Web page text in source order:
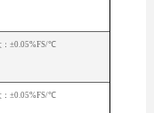
±0.05%FS/℃
±0.05%FS/℃